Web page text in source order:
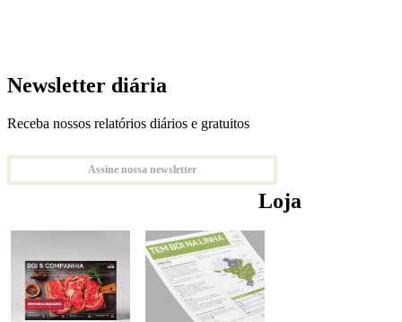
Newsletter diária
Receba nossos relatórios diários e gratuitos
Assine nossa newsletter
Loja